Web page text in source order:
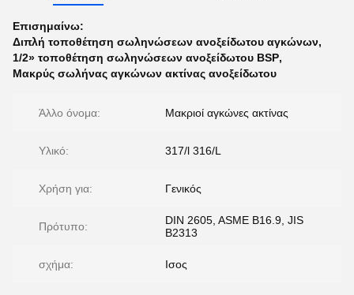
Επισημαίνω:
Διπλή τοποθέτηση σωληνώσεων ανοξείδωτου αγκώνων,
1/2» τοποθέτηση σωληνώσεων ανοξείδωτου BSP,
Μακρύς σωλήνας αγκώνων ακτίνας ανοξείδωτου
Άλλο όνομα: Μακριοί αγκώνες ακτίνας
Υλικό: 317/l 316/L
Χρήση για: Γενικός
Πρότυπο:
DIN 2605, ASME B16.9, JIS
B2313
σχήμα: Ισος